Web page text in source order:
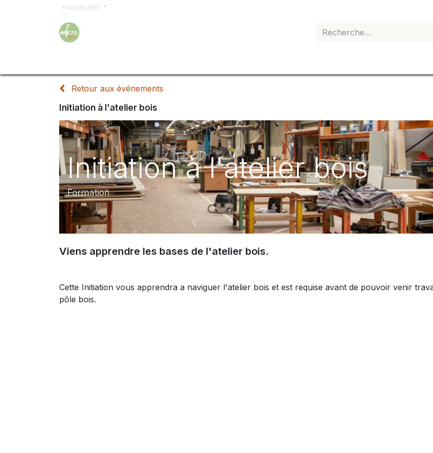
Français (BE)
Retour aux événements
Initiation à l'atelier bois
Initiation à l'atelier bois
Formation
Viens apprendre les bases de l'atelier bois.
Cette Initiation vous apprendra a naviguer l'atelier bois et est requise avant de pouvoir venir
pôle bois.